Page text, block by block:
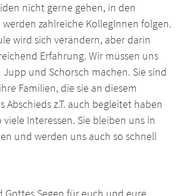
nicht gerne gehen, in den
zahlreiche KollegInnen folgen.
wird sich verändern, aber darin
Erfahrung. Wir müssen uns
und Schorsch machen. Sie sind
Familien, die sie an diesem
Abschieds z.T. auch begleitet haben
Interessen. Sie bleiben uns in
und werden uns auch so schnell